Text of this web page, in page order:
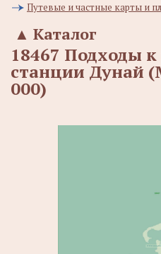
Путевые и частные карты и
Каталог
▲
18467 Подходы
станции Дунай
000)